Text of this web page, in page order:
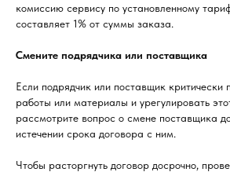
комиссию сервису по установленному
составляет 1% от суммы заказа.
Смените подрядчика или поставщика
Если подрядчик или поставщик критически
работы или материалы и урегулировать
рассмотрите вопрос о смене поставщика
истечении срока договора с ним.
Чтобы расторгнуть договор досрочно,